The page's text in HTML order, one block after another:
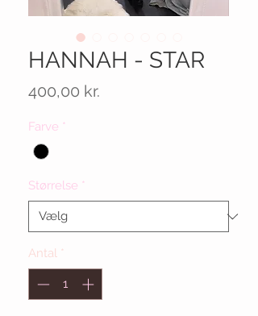
HANNAH - STAR
400,00 kr.
Farve *
Størrelse *
Antal *